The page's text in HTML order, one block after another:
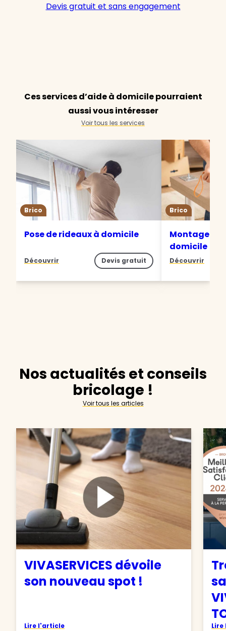
Devis gratuit et sans engagement
Ces services d’aide à domicile pourraient
aussi vous intéresser
Voir tous les services
Brico
Pose de rideaux à domicile
Découvrir Devis gratuit
Brico
Montage de
domicile
Découvrir
Nos actualités et conseils
bricolage !
Voir tous les articles
VIVASERVICES dévoile
son nouveau spot !
Lire l'article